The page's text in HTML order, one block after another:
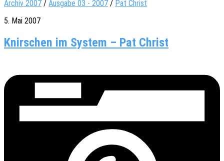
Archiv 2007 / Ausgabe 03 - 2007 / Pat Christ
5. Mai 2007
Knirschen im System – Pat Christ